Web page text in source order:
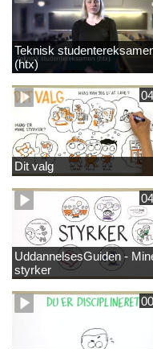
Teknisk
(htx)
Dit valg
UddannelsesGuiden -
styrker